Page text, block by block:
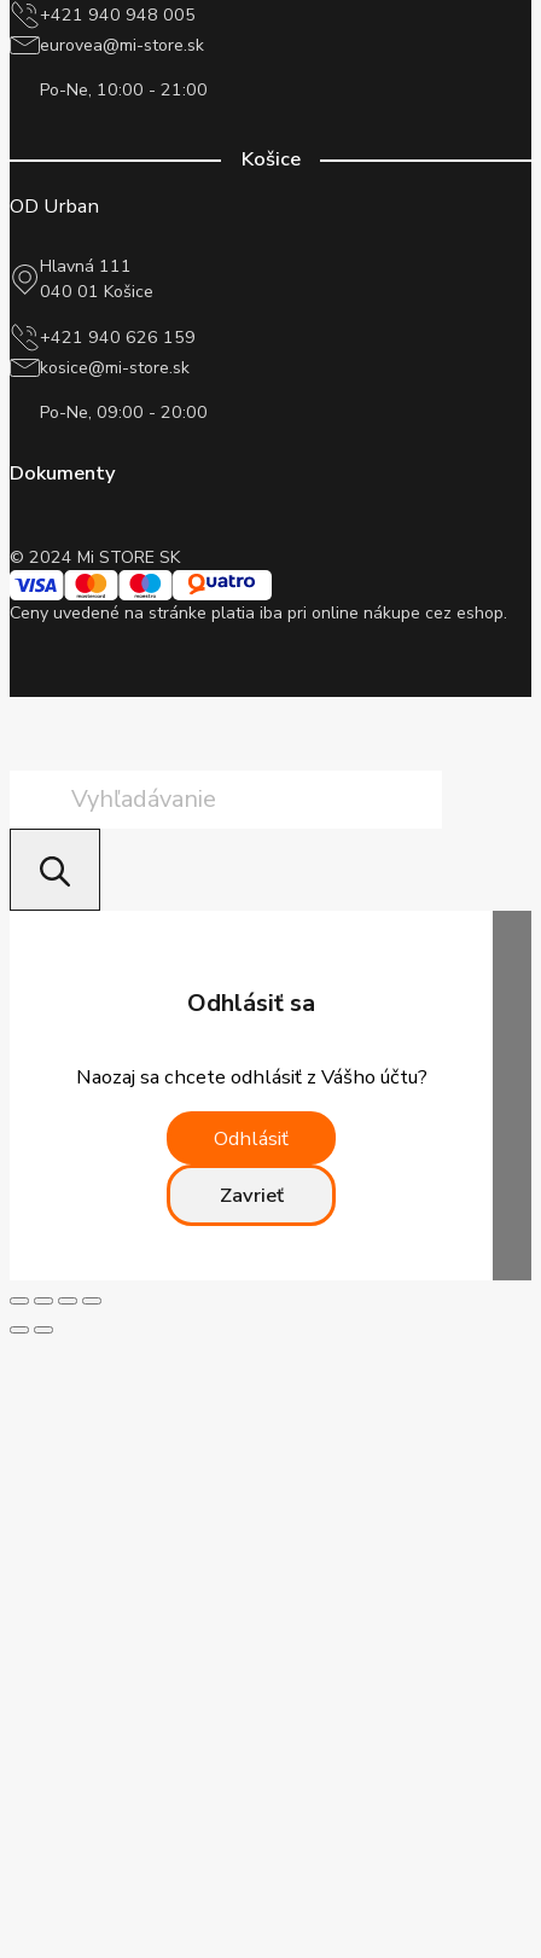
+421 940 948 005
eurovea@mi-store.sk
Po-Ne, 10:00 - 21:00
Košice
OD Urban
Hlavná 111
040 01 Košice
+421 940 626 159
kosice@mi-store.sk
Po-Ne, 09:00 - 20:00
Dokumenty
© 2024 Mi STORE SK
Ceny uvedené na stránke platia iba pri online nákupe cez eshop.
Odhlásiť sa
Naozaj sa chcete odhlásiť z Vášho účtu?
Odhlásiť
Zavrieť